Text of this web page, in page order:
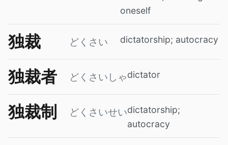
oneself
独裁 どくさい dictatorship; autocracy
独裁者 どくさいしゃdictator
独裁制 どくさいせいdictatorship;
autocracy